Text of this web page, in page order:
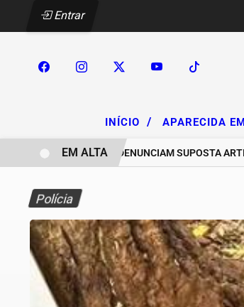
Entrar
INÍCIO / APARECIDA
CHACAREIROS DENUNCIAM SUPOSTA
EM ALTA
Polícia